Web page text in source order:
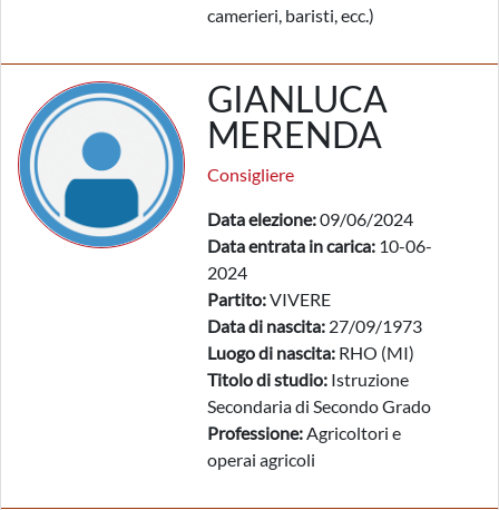
camerieri, baristi, ecc.)
GIANLUCA
MERENDA
Consigliere
Data elezione:09/06/2024
Data entrata in carica: 10-06-
2024
Partito:VIVERE
Data di nascita: 27/09/1973
Luogo di nascita: RHO (MI)
Titolo di studio: Istruzione
Secondaria di Secondo Grado
Professione:Agricoltori e
operai agricoli